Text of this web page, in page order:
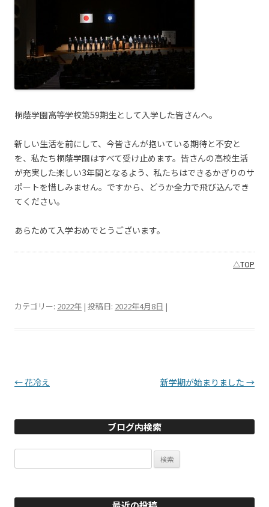
桐蔭学園高等学校第59期生として入学した皆さんへ。
新しい生活を前にして、今皆さんが抱いている期待と不安と
を、私たち桐蔭学園はすべて受け止めます。皆さんの高校生活
が充実した楽しい3年間となるよう、私たちはできるかぎりのサ
ポートを惜しみません。ですから、どうか全力で飛び込んでき
てください。
あらためて入学おめでとうございます。
△TOP
カテゴリー: 2022年 | 投稿日: 2022年4月8日 |
投稿ナビゲーション
←花冷え 新学期が始まりました →
ブログ内検索
索: